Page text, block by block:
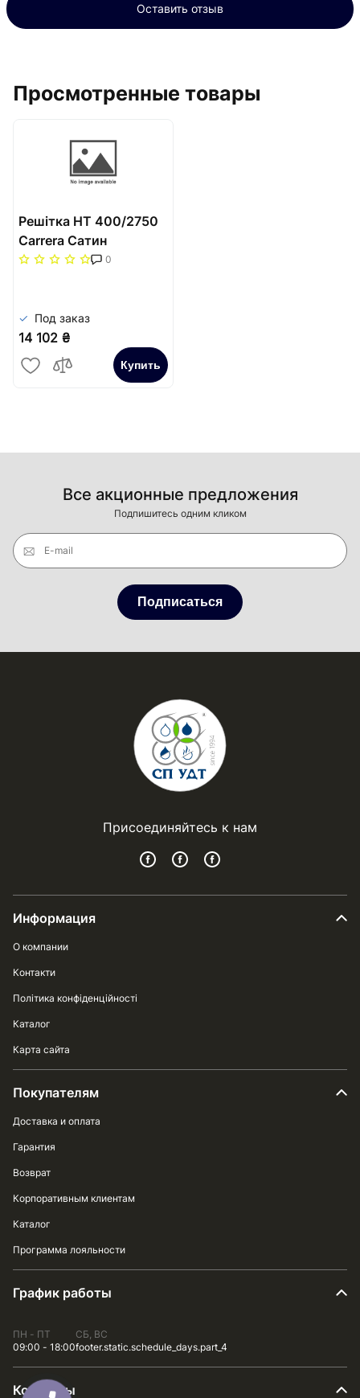
Оставить отзыв
Просмотренные товары
Решітка НТ 400/2750
Carrera Сатин
0
Под заказ
14 102 ₴
Купить
Все акционные предложения
Подпишитесь одним кликом
E-mail
Подписаться
Присоединяйтесь к нам
Информация
О компании
Контакти
Політика конфіденційності
Каталог
Карта сайта
Покупателям
Доставка и оплата
Гарантия
Возврат
Корпоративным клиентам
Каталог
Программа лояльности
График работы
ПН - ПТ
09:00 - 18:00
СБ, ВС
footer.static.schedule_days.part_4
Контакты